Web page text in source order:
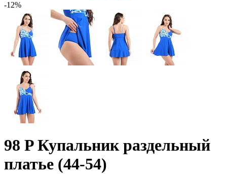
-12%
98 P Купальник раздельный
платье (44-54)